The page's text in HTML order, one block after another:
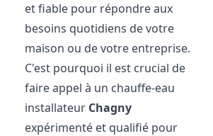
et fiable pour répondre aux
besoins quotidiens de votre
maison ou de votre entreprise.
C'est pourquoi il est crucial de
faire appel à un chauffe-eau
installateur Chagny
expérimenté et qualifié pour